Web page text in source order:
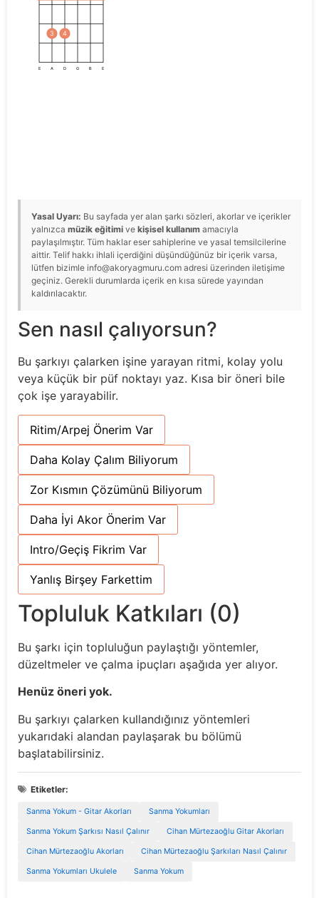
3 4
E A D G B E
Yasal Uyarı: Bu sayfada yer alan şarkı sözleri, akorlar ve içerikler
yalnızca müzik eğitimi ve kişisel kullanım amacıyla
paylaşılmıştır. Tüm haklar eser sahiplerine ve yasal temsilcilerine
aittir. Telif hakkı ihlali içerdiğini düşündüğünüz bir içerik varsa,
lütfen bizimle info@akoryagmuru.com adresi üzerinden iletişime
geçiniz. Gerekli durumlarda içerik en kısa sürede yayından
kaldırılacaktır.
Sen nasıl çalıyorsun?
Bu şarkıyı çalarken işine yarayan ritmi, kolay yolu
veya küçük bir püf noktayı yaz. Kısa bir öneri bile
çok işe yarayabilir.
Ritim/Arpej Önerim Var
Daha Kolay Çalım Biliyorum
Zor Kısmın Çözümünü Biliyorum
Daha İyi Akor Önerim Var
Intro/Geçiş Fikrim Var
Yanlış Birşey Farkettim
Topluluk Katkıları (0)
Bu şarkı için topluluğun paylaştığı yöntemler,
düzeltmeler ve çalma ipuçları aşağıda yer alıyor.
Henüz öneri yok.
Bu şarkıyı çalarken kullandığınız yöntemleri
yukarıdaki alandan paylaşarak bu bölümü
başlatabilirsiniz.
Etiketler:
Sanma Yokum - Gitar Akorları Sanma Yokumları
Sanma Yokum Şarkısı Nasıl Çalınır Cihan Mürtezaoğlu Gitar Akorları
Cihan Mürtezaoğlu Akorları Cihan Mürtezaoğlu Şarkıları Nasıl Çalınır
Sanma Yokumları Ukulele Sanma Yokum